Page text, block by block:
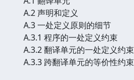
A.2 声明和定义
A.3 一处定义原则的细节
A.3.1 程序的一处定义约束
A.3.2 翻译单元的一处定义约束
A.3.3 跨翻译单元的等价性约束